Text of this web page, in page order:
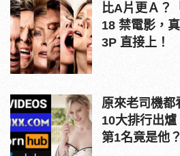
比A片更Ａ？
18 禁電影，
3P 直接上！
原來老司機都
10大排行出
第1名竟是他？